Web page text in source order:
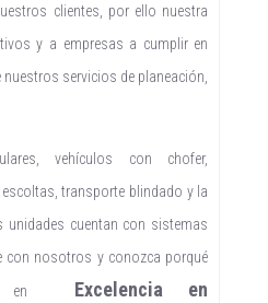
clientes, por ello nuestra
y a empresas a cumplir en
servicios de planeación,
vehículos con chofer,
transporte blindado y la
unidades cuentan con sistemas
con nosotros y conozca porqué
en Excelencia en